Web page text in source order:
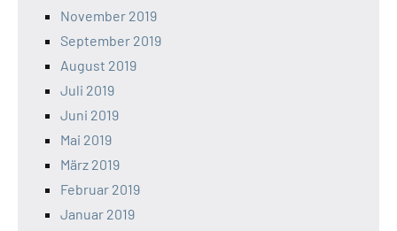
November 2019
September 2019
August 2019
Juli 2019
Juni 2019
Mai 2019
März 2019
Februar 2019
Januar 2019